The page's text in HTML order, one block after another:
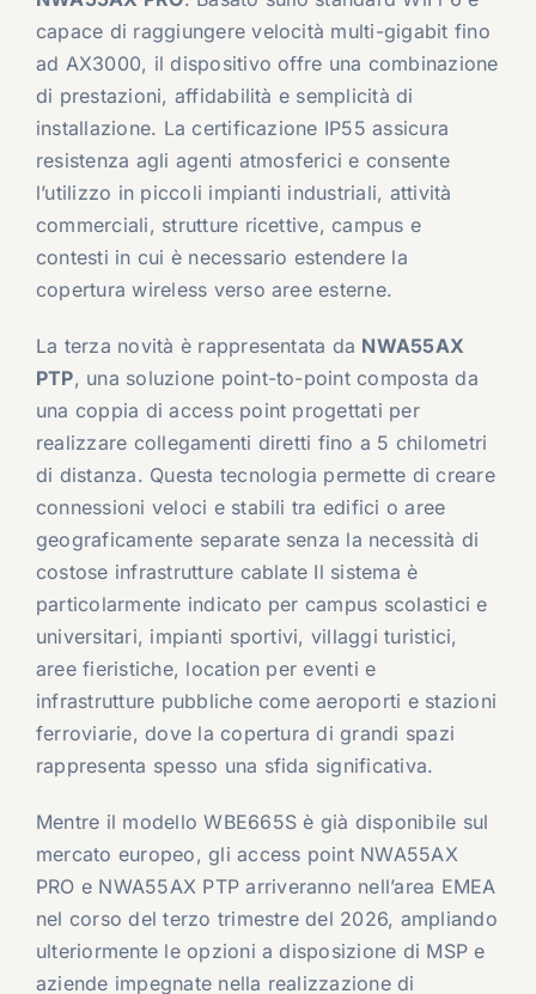
capace di raggiungere velocità multi-gigabit fino
ad AX3000, il dispositivo offre una combinazione
di prestazioni, affidabilità e semplicità di
installazione. La certificazione IP55 assicura
resistenza agli agenti atmosferici e consente
l’utilizzo in piccoli impianti industriali, attività
commerciali, strutture ricettive, campus e
contesti in cui è necessario estendere la
copertura wireless verso aree esterne.
La terza novità è rappresentata da NWA55AX
PTP, una soluzione point-to-point composta da
una coppia di access point progettati per
realizzare collegamenti diretti fino a 5 chilometri
di distanza. Questa tecnologia permette di creare
connessioni veloci e stabili tra edifici o aree
geograficamente separate senza la necessità di
costose infrastrutture cablate Il sistema è
particolarmente indicato per campus scolastici e
universitari, impianti sportivi, villaggi turistici,
aree fieristiche, location per eventi e
infrastrutture pubbliche come aeroporti e stazioni
ferroviarie, dove la copertura di grandi spazi
rappresenta spesso una sfida significativa.
Mentre il modello WBE665S è già disponibile sul
mercato europeo, gli access point NWA55AX
PRO e NWA55AX PTP arriveranno nell’area EMEA
nel corso del terzo trimestre del 2026, ampliando
ulteriormente le opzioni a disposizione di MSP e
aziende impegnate nella realizzazione di